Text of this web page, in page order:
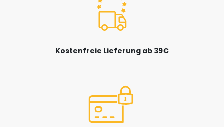
Kostenfreie Lieferung ab 39€